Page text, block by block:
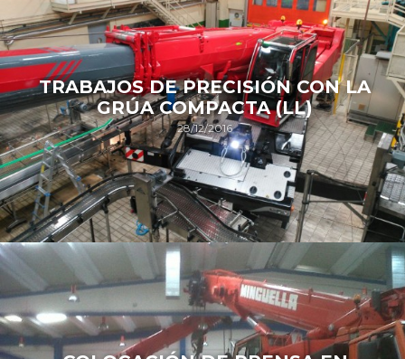
TRABAJOS DE PRECISIÓN CON LA
GRÚA COMPACTA (LL)
28/12/2016